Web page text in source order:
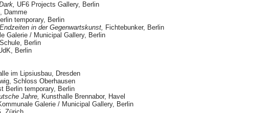
UF6 Projects Gallery, Berlin
Damme
temporary, Berlin
in der Gegenwartskunst, Fichtebunker, Berlin
Galerie / Municipal Gallery, Berlin
Berlin
Berlin
im Lipsiusbau, Dresden
Schloss Oberhausen
Berlin temporary, Berlin
Jahre, Kunsthalle Brennabor, Havel
Galerie / Municipal Gallery, Berlin